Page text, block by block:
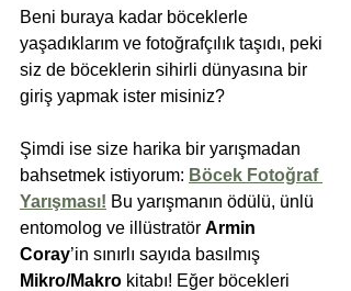
Beni buraya kadar böceklerle
yaşadıklarım ve fotoğrafçılık taşıdı, peki
siz de böceklerin sihirli dünyasına bir
giriş yapmak ister misiniz?
Şimdi ise size harika bir yarışmadan
bahsetmek istiyorum: Böcek Fotoğraf
Yarışması! Bu yarışmanın ödülü, ünlü
entomolog ve illüstratör Armin
Coray’in sınırlı sayıda basılmış
Mikro/Makro kitabı! Eğer böcekleri